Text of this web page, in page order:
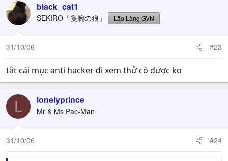
black_cat1
SEKIRO「隻腕の狼」 Lão Làng GVN
31/10/06 #23
tắt cái mục anti hacker đi xem thử có được ko
L lonelyprince
Mr & Ms Pac-Man
31/10/06 #24